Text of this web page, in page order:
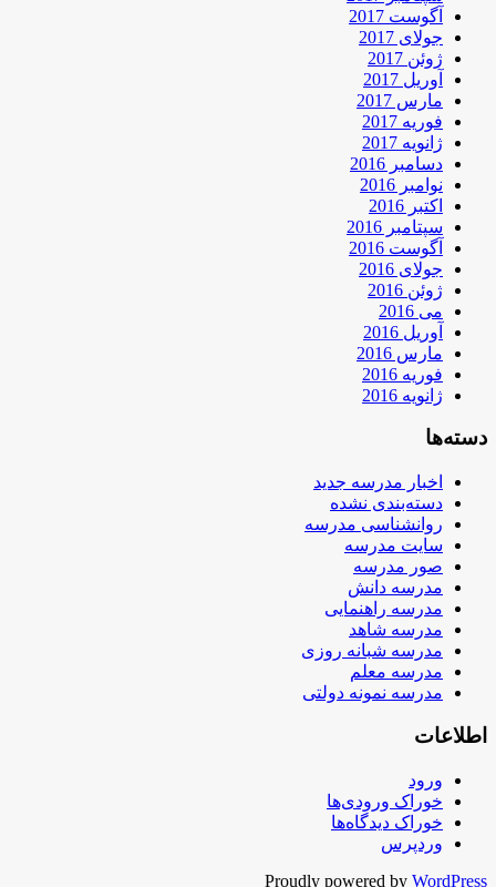
آگوست 2017
جولای 2017
ژوئن 2017
آوریل 2017
مارس 2017
فوریه 2017
ژانویه 2017
دسامبر 2016
نوامبر 2016
اکتبر 2016
سپتامبر 2016
آگوست 2016
جولای 2016
ژوئن 2016
می 2016
آوریل 2016
مارس 2016
فوریه 2016
ژانویه 2016
دسته‌ها
اخبار مدرسه جدید
دسته‌بندی نشده
روانشناسی مدرسه
سایت مدرسه
صور مدرسه
مدرسه دانش
مدرسه راهنمایی
مدرسه شاهد
مدرسه شبانه روزی
مدرسه معلم
مدرسه نمونه دولتی
اطلاعات
ورود
خوراک ورودی‌ها
خوراک دیدگاه‌ها
وردپرس
Proudly powered by WordPress